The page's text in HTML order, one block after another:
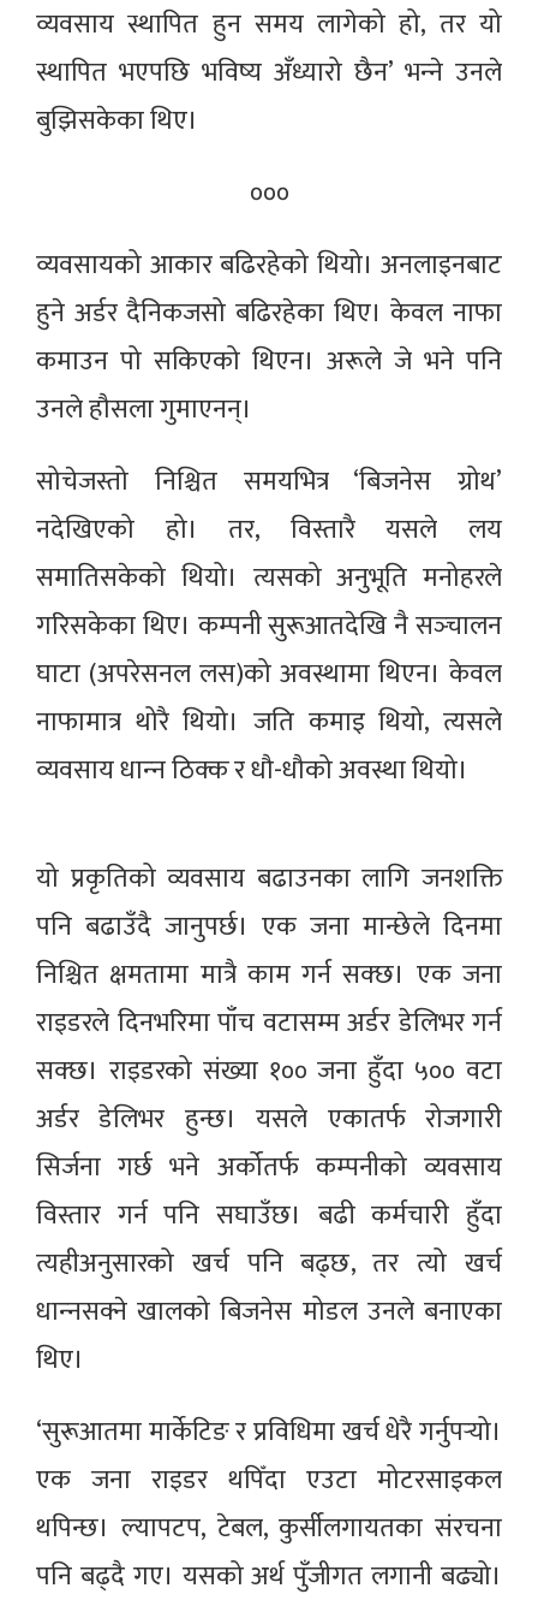
व्यवसाय स्थापित हुन समय लागेको हो, तर यो
स्थापित भएपछि भविष्य अँध्यारो छैन’ भन्‍ने उनले
बुझिसकेका थिए।
०००
व्यवसायको आकार बढिरहेको थियो। अनलाइनबाट
हुने अर्डर दैनिकजसो बढिरहेका थिए। केवल नाफा
कमाउन पो सकिएको थिएन। अरूले जे भने पनि
उनले हौसला गुमाएनन्।
सोचेजस्तो निश्चित समयभित्र ‘बिजनेस ग्रोथ’
नदेखिएको हो। तर, विस्तारै यसले लय
समातिसकेको थियो। त्यसको अनुभूति मनोहरले
गरिसकेका थिए। कम्पनी सुरूआतदेखि नै सञ्‍चालन
घाटा (अपरेसनल लस)को अवस्थामा थिएन। केवल
नाफामात्र थोरै थियो। जति कमाइ थियो, त्यसले
व्यवसाय धान्‍न ठिक्क र धौ-धौको अवस्था थियो।
यो प्रकृतिको व्यवसाय बढाउनका लागि जनशक्ति
पनि बढाउँदै जानुपर्छ। एक जना मान्छेले दिनमा
निश्चित क्षमतामा मात्रै काम गर्न सक्छ। एक जना
राइडरले दिनभरिमा पाँच वटासम्म अर्डर डेलिभर गर्न
सक्छ। राइडरको संख्या १०० जना हुँदा ५०० वटा
अर्डर डेलिभर हुन्छ। यसले एकातर्फ रोजगारी
सिर्जना गर्छ भने अर्कोतर्फ कम्पनीको व्यवसाय
विस्तार गर्न पनि सघाउँछ। बढी कर्मचारी हुँदा
त्यहीअनुसारको खर्च पनि बढ्छ, तर त्यो खर्च
धान्‍नसक्ने खालको बिजनेस मोडल उनले बनाएका
थिए।
‘सुरूआतमा मार्केटिङ र प्रविधिमा खर्च धेरै गर्नुपर्‍यो।
एक जना राइडर थपिँदा एउटा मोटरसाइकल
थपिन्छ। ल्यापटप, टेबल, कुर्सीलगायतका संरचना
पनि बढ्दै गए। यसको अर्थ पुँजीगत लगानी बढ्यो।